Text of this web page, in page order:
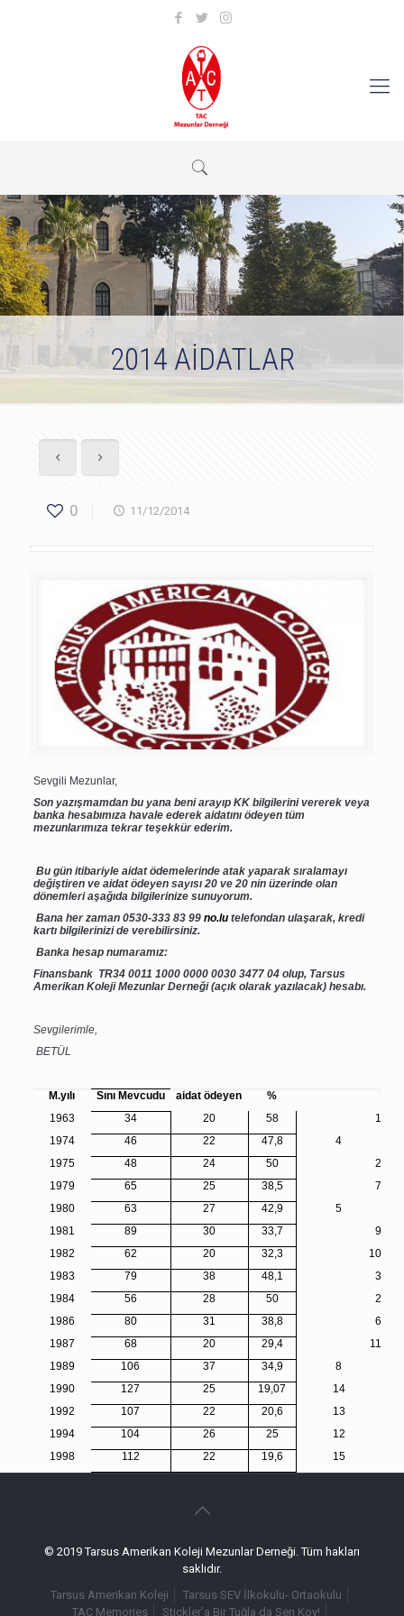
2014 AİDATLAR
0 11/12/2014
Sevgili Mezunlar,
Son yazışmamdan bu yana beni arayıp KK bilgilerini vererek veya
banka hesabımıza havale ederek aidatını ödeyen tüm
mezunlarımıza tekrar teşekkür ederim.
Bu gün itibariyle aidat ödemelerinde atak yaparak sıralamayı
değiştiren ve aidat ödeyen sayısı 20 ve 20 nin üzerinde olan
dönemleri aşağıda bilgilerinize sunuyorum.
Bana her zaman 0530-333 83 99 no.lutelefondan ulaşarak, kredi
kartı bilgilerinizi de verebilirsiniz.
Banka hesap numaramız:
Finansbank TR34 0011 1000 0000 0030 3477 04 olup, Tarsus
Amerikan Koleji Mezunlar Derneği (açık olarak yazılacak) hesabı.
Sevgilerimle,
BETÜL
M.yılı Sını Mevcudu aidat ödeyen
%
1963
34 20 58
1
1974
46 22 47,8
4
1975
48 24 50
2
1979
65 25 38,5
7
1980
63 27 42,9
5
1981
89 30 33,7
9
1982
62 20 32,3
10
1983
79 38 48,1
3
1984
56 28 50
2
1986
80 31 38,8
6
1987
68 20 29,4
11
1989
106 37 34,9
8
1990
127 25 19,07
14
1992
107 22 20,6
13
1994
104 26 25
12
1998
112 22 19,6 15
© 2019 Tarsus Amerikan Koleji Mezunlar Derneği. Tüm hakları
saklıdır.
Tarsus Amerikan Koleji
Tarsus SEV İlkokulu- Ortaokulu
TAC Memories
Stickler’a Bir Tuğla da Sen Koy!